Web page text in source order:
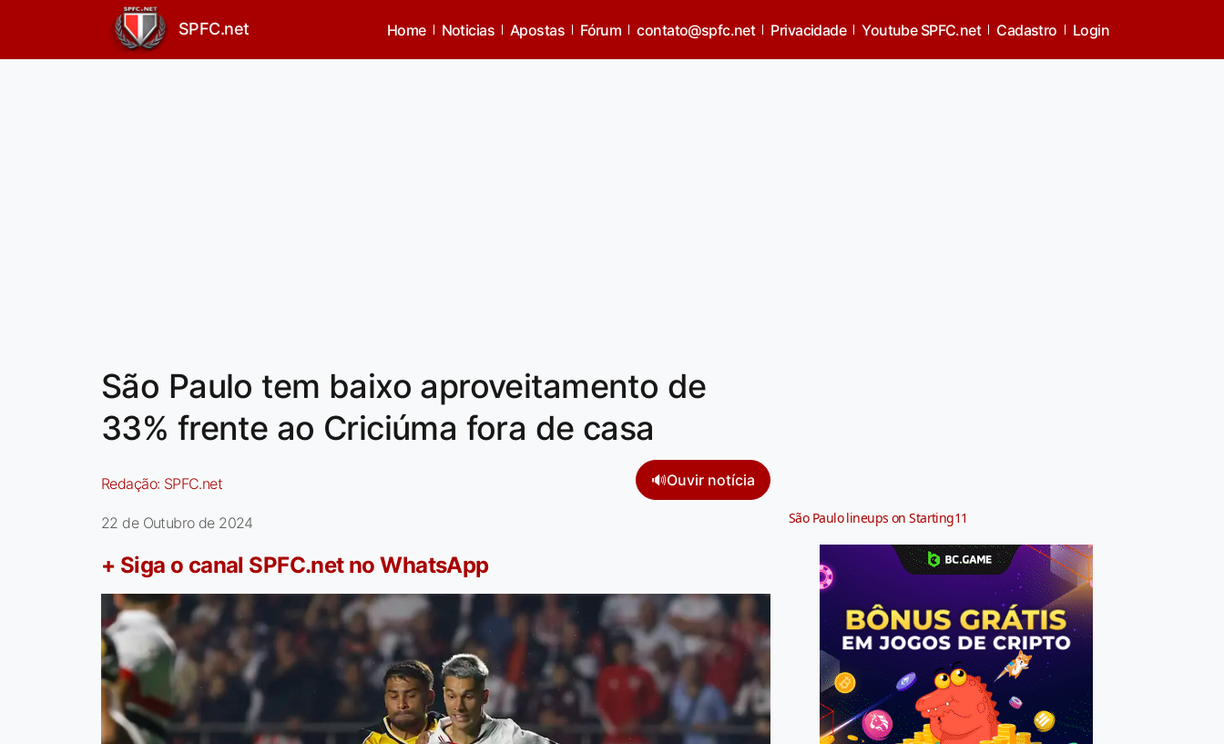
SPFC.net Home Noticias Apostas Fórum contato@spfc.net Privacidade Youtube SPFC.net Cadastro Login
São Paulo tem baixo aproveitamento de
33% frente ao Criciúma fora de casa
Redação: SPFC.net 🔊Ouvir notícia
22 de Outubro de 2024
+ Siga o canal SPFC.net no WhatsApp
São Paulo lineups on Starting11